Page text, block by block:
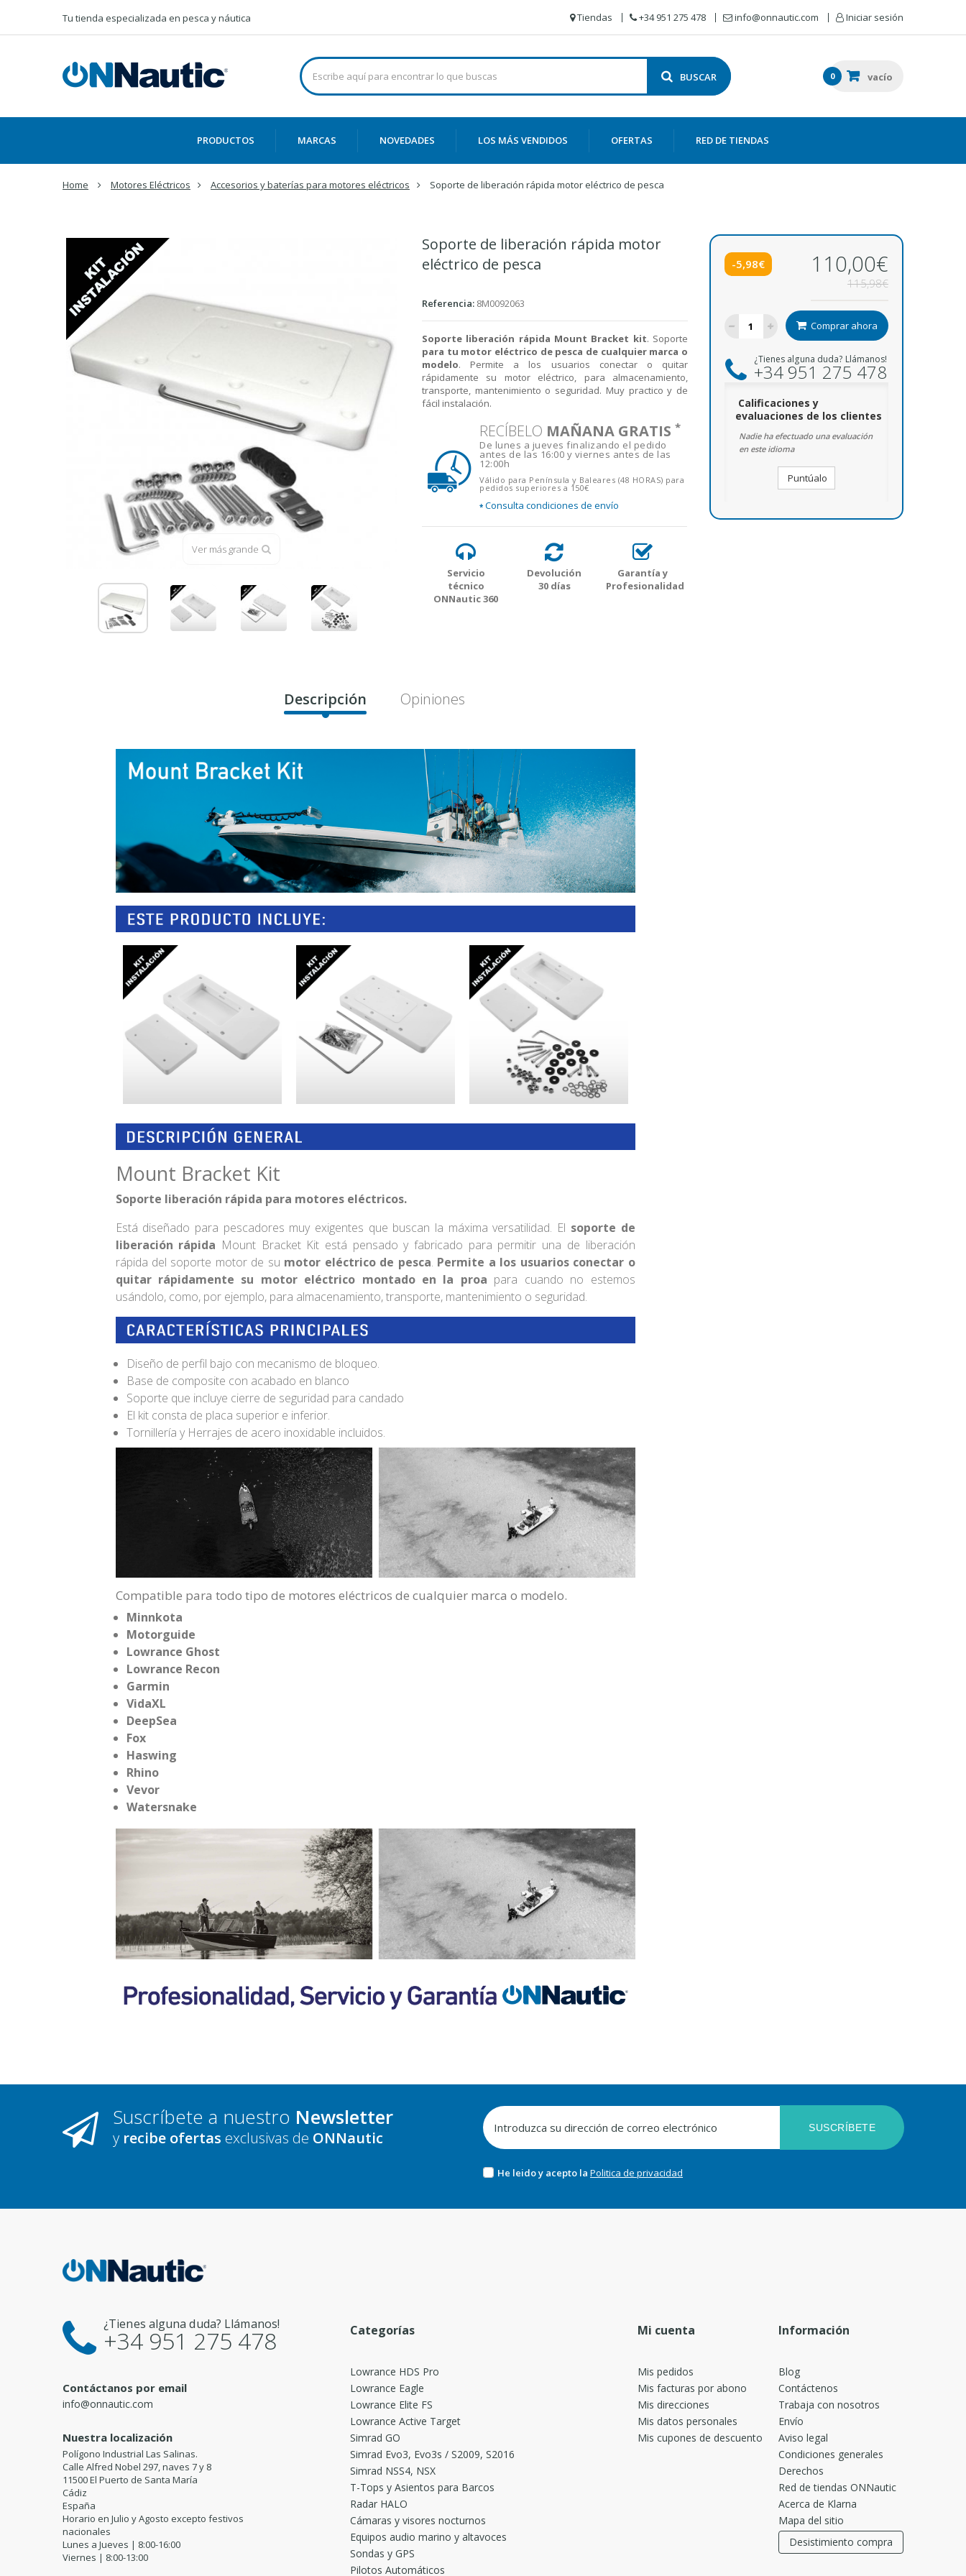
Tu tienda especializada en pesca y náutica Tiendas +34 951 275 478 info@onnautic.com Iniciar sesión
BUSCAR 0 vacío
PRODUCTOS MARCAS NOVEDADES LOS MÁS VENDIDOS OFERTAS RED DE TIENDAS
Home Motores Eléctricos Accesorios y baterías para motores eléctricos Soporte de liberación rápida motor eléctrico de pesca
Ver más grande
Soporte de liberación rápida motor
eléctrico de pesca
Referencia: 8M0092063
Soporte liberación rápida Mount Bracket kit. Soporte
para tu motor eléctrico de pesca de cualquier marca o
modelo. Permite a los usuarios conectar o quitar
rápidamente su motor eléctrico, para almacenamiento,
transporte, mantenimiento o seguridad. Muy practico y de
fácil instalación.
RECÍBELO MAÑANA GRATIS *
De lunes a jueves finalizando el pedido
antes de las 16:00 y viernes antes de las
12:00h
Válido para Península y Baleares (48 HORAS) para
pedidos superiores a 150€
* Consulta condiciones de envío
Servicio
técnico
ONNautic 360
Devolución
30 días
Garantía y
Profesionalidad
-5,98€ 110,00€
115,98€
Comprar ahora
¿Tienes alguna duda? Llámanos!
+34 951 275 478
Calificaciones y
evaluaciones de los clientes
Nadie ha efectuado una evaluación
en este idioma
Puntúalo
Descripción Opiniones
Mount Bracket Kit
Soporte liberación rápida para motores eléctricos.
Está diseñado para pescadores muy exigentes que buscan la máxima versatilidad. El soporte de
liberación rápida Mount Bracket Kit está pensado y fabricado para permitir una de liberación
rápida del soporte motor de su motor eléctrico de pesca. Permite a los usuarios conectar o
quitar rápidamente su motor eléctrico montado en la proa para cuando no estemos
usándolo, como, por ejemplo, para almacenamiento, transporte, mantenimiento o seguridad.
Diseño de perfil bajo con mecanismo de bloqueo.
Base de composite con acabado en blanco
Soporte que incluye cierre de seguridad para candado
El kit consta de placa superior e inferior.
Tornillería y Herrajes de acero inoxidable incluidos.
Compatible para todo tipo de motores eléctricos de cualquier marca o modelo.
Minnkota
Motorguide
Lowrance Ghost
Lowrance Recon
Garmin
VidaXL
DeepSea
Fox
Haswing
Rhino
Vevor
Watersnake
Suscríbete a nuestro Newsletter
y recibe ofertas exclusivas de ONNautic
SUSCRÍBETE
He leido y acepto la Politica de privacidad
¿Tienes alguna duda? Llámanos!
+34 951 275 478
Contáctanos por email
info@onnautic.com
Nuestra localización
Polígono Industrial Las Salinas.
Calle Alfred Nobel 297, naves 7 y 8
11500 El Puerto de Santa María
Cádiz
España
Horario en Julio y Agosto excepto festivos
nacionales
Lunes a Jueves | 8:00-16:00
Viernes | 8:00-13:00
Categorías
Lowrance HDS Pro
Lowrance Eagle
Lowrance Elite FS
Lowrance Active Target
Simrad GO
Simrad Evo3, Evo3s / S2009, S2016
Simrad NSS4, NSX
T-Tops y Asientos para Barcos
Radar HALO
Cámaras y visores nocturnos
Equipos audio marino y altavoces
Sondas y GPS
Pilotos Automáticos
Mi cuenta
Mis pedidos
Mis facturas por abono
Mis direcciones
Mis datos personales
Mis cupones de descuento
Información
Blog
Contáctenos
Trabaja con nosotros
Envío
Aviso legal
Condiciones generales
Derechos
Red de tiendas ONNautic
Acerca de Klarna
Mapa del sitio
Desistimiento compra